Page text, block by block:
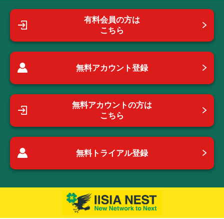
有料会員の方は
こちら
無料アカウント登録
無料アカウントの方は
こちら
無料トライアル登録